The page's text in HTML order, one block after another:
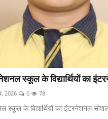
स्कूल के विद्यार्थियों का
2026 0 78
स्कूल के विद्यार्थियों का इंटरनेशनल